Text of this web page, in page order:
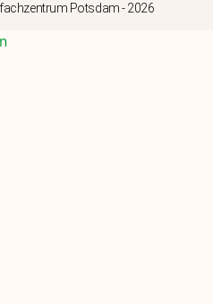
Potsdam - 2026